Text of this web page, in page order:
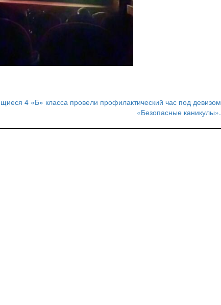
4 «Б» класса провели профилактический час под девизом
«Безопасные каникулы».